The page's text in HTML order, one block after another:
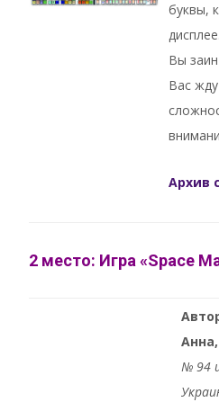
буквы,
дисплее.
Вы
Вас
Архив
2 место: Игра «Space
Анна,
№ 94